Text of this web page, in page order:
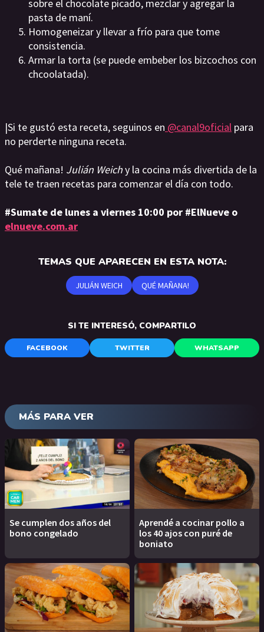
sobre el chocolate picado, mezclar y agregar la
pasta de maní.
Homogeneizar y llevar a frío para que tome
consistencia.
Armar la torta (se puede embeber los bizcochos con
chcoolatada).
|Si te gustó esta receta, seguinos en @canal9oficial para
no perderte ninguna receta.
Qué mañana! Julián Weichy la cocina más divertida de la
tele te traen recetas para comenzar el día con todo.
#Sumate de lunes a viernes 10:00 por #ElNueve o
elnueve.com.ar
TEMAS QUE APARECEN EN ESTA NOTA:
JULIÁN WEICH QUÉ MAÑANA!
SI TE INTERESÓ, COMPARTILO
FACEBOOK TWITTER WHATSAPP
MÁS PARA VER
Se cumplen dos años del
bono congelado
Aprendé a cocinar pollo a
los 40 ajos con puré de
boniato